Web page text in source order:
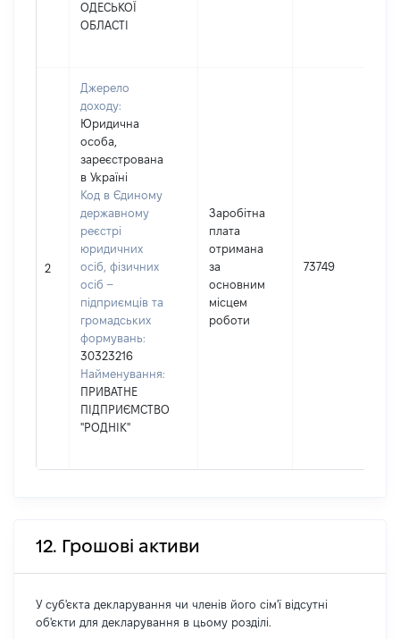
ОДЕСЬКОЇ
ОБЛАСТІ
2
Джерело
доходу:
Юридична
особа,
зареєстрована
в Україні
Код в Єдиному
державному
реєстрі
юридичних
осіб, фізичних
осіб –
підприємців та
громадських
формувань:
30323216
Найменування:
ПРИВАТНЕ
ПІДПРИЄМСТВО
"РОДНІК"
Заробітна
плата
отримана
за
основним
місцем
роботи
73749
12. Грошові активи
У суб'єкта декларування чи членів його сім'ї відсутні
об'єкти для декларування в цьому розділі.